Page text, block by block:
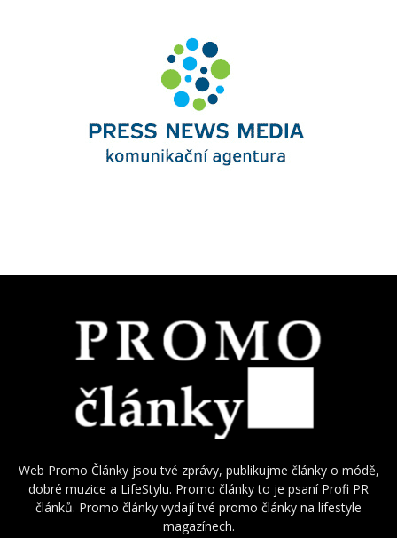
Web Promo Články jsou tvé zprávy, publikujme články o módě,
dobré muzice a LifeStylu. Promo články to je psaní Profi PR
článků. Promo články vydají tvé promo články na lifestyle
magazínech.